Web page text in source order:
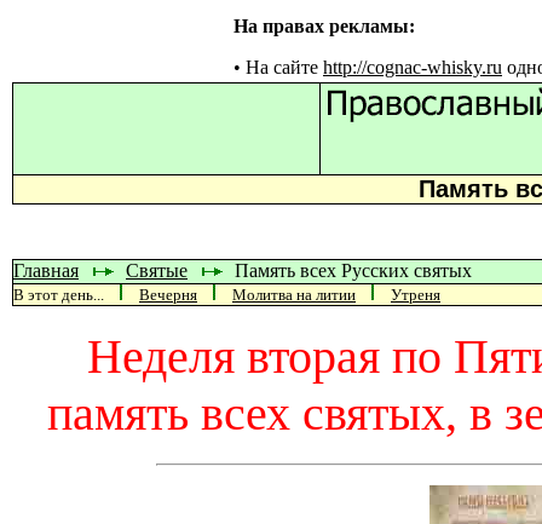
На правах рекламы:
• На сайте http://cognac-whisky.ru
Память
Главная Святые Память всех Русских святых
В этот день... Вечерня Молитва на литии Утреня
Неделя вторая по
память всех святых, в